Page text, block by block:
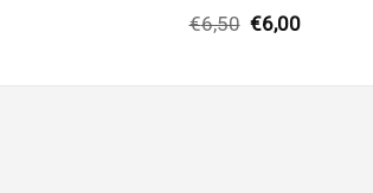
€6,50 Original
€6,00Η